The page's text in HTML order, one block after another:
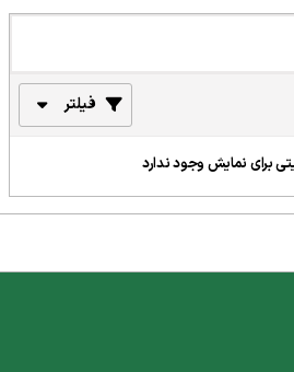
فیلتر
برای نمایش وجود ندارد